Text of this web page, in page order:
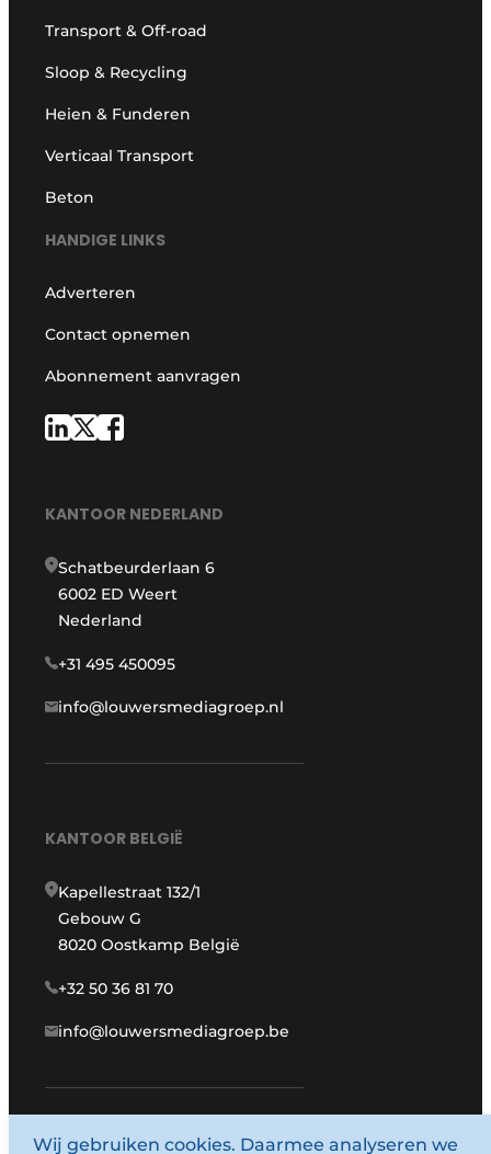
Transport & Off-road
Sloop & Recycling
Heien & Funderen
Verticaal Transport
Beton
HANDIGE LINKS
Adverteren
Contact opnemen
Abonnement aanvragen
KANTOOR NEDERLAND
Schatbeurderlaan 6
6002 ED Weert
Nederland
+31 495 450095
info@louwersmediagroep.nl
KANTOOR BELGIË
Kapellestraat 132/1
Gebouw G
8020 Oostkamp België
+32 50 36 81 70
info@louwersmediagroep.be
www.louwersmediagroep.com
Wij gebruiken cookies. Daarmee analyseren we